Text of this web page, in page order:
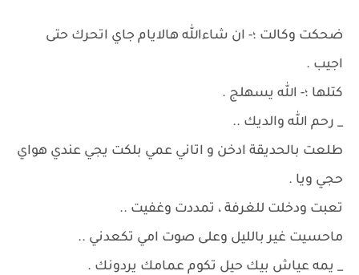
ضحكت وكالت ؛- ان شاءالله هالايام جاي اتحرك حتى
اجيب .
كتلها ؛- الله يسهلج .
_ رحم الله والديك ..
طلعت بالحديقة ادخن و اتاني عمي بلكت يجي عندي هواي
حجي ويا .
تعبت ودخلت للغرفة ، تمددت وغفيت ..
ماحسيت غير بالليل وعلى صوت امي تكعدني ..
_ يمه عياش بيك حيل تكوم عمامك يردونك .